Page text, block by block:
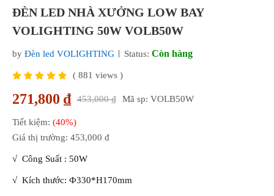
ĐÈN LED NHÀ XƯỞNG LOW BAY
VOLIGHTING 50W VOLB50W
by Đèn led VOLIGHTING Status: Còn hàng
(881 views )
271,800 ₫ 453,000 ₫ Mã sp: VOLB50W
Tiết kiệm: (40%)
Giá thị trường: 453,000 đ
√ Công Suất : 50W
√ Kích thước: Ф330*H170mm